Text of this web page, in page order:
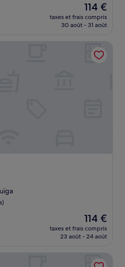
Le
nouveau
prix
de
114 €
114 €
taxes et frais compris
30 août - 31 août
Le
nouveau
prix
de
114 €
114 €
taxes et frais compris
23 août - 24 août